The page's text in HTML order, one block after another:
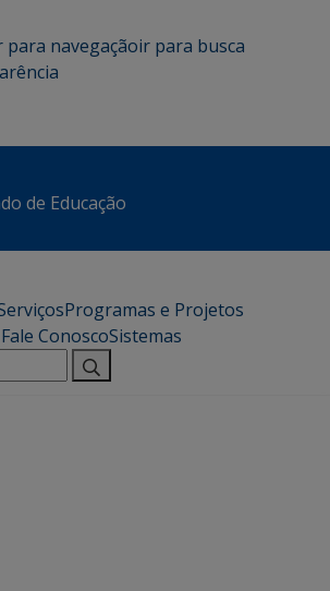
para navegaçãoir para busca
de Educação
Programas e Projetos
Fale ConoscoSistemas